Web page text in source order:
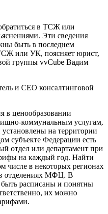
в ТСЖ или
Эти сведения
быть в последнем
или УК, поясняет юрист,
группы vvCube Вадим
и СЕО консалтинговой
в ценообразовании
коммунальным услугам,
на территории
субъекте Федерации есть
отдел или департамент при
на каждый год. Найти
числе в некоторых регионах
отделениях МФЦ. В
расписаны и понятны
их можно